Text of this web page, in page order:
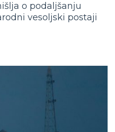
o podaljšanju
vesoljski postaji